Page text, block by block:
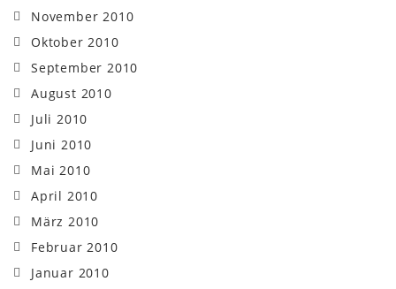
November 2010
Oktober 2010
September 2010
August 2010
Juli 2010
Juni 2010
Mai 2010
April 2010
März 2010
Februar 2010
Januar 2010